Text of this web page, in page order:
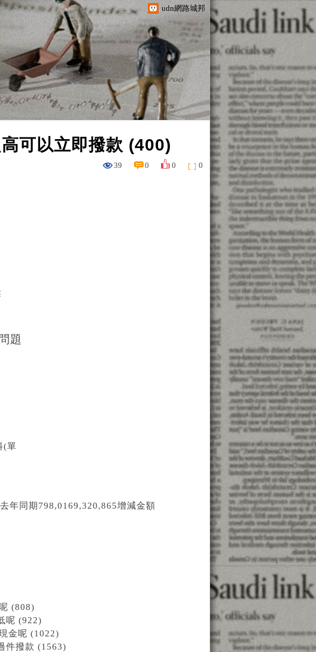
udn網路城邦
可以立即撥款 (400)
39 0 0 0
題
(單
年同期798,0169,320,865增減金額
(808)
呢 (922)
金呢 (1022)
件撥款 (1563)